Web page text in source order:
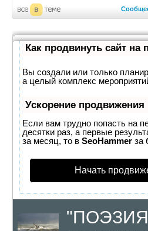
Как продвинуть сайт на
Вы создали или только
а целый комплекс
Ускорение продвижения
Если вам трудно попасть на
десятки раз, а первые
за месяц, то в SeoHammerза
Начать
"ПОЭЗИЯ